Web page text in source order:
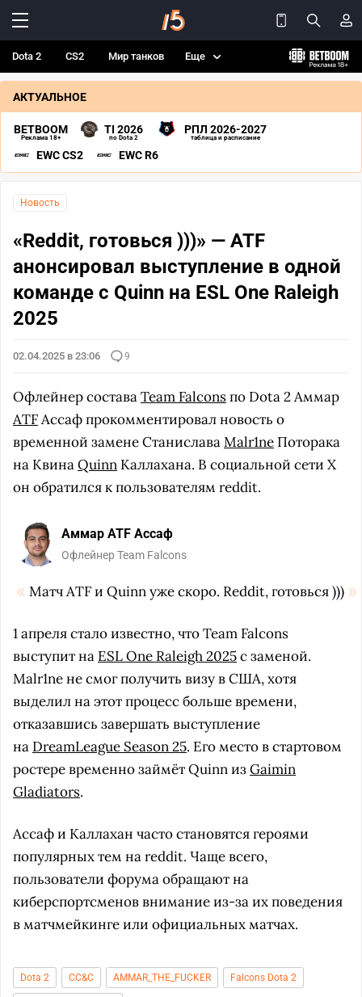
Dota 2 CS2 Мир танков Еще
АКТУАЛЬНОЕ
BETBOOM
Реклама 18+
TI 2026
по Dota 2
РПЛ 2026-2027
таблица и расписание
EWC CS2 EWC R6
Новость
«Reddit, готовься )))» — ATF
анонсировал выступление в одной
команде с Quinn на ESL One Raleigh
2025
02.04.2025 в 23:06 9
Офлейнер составаTeam Falconsпо Dota 2 Аммар
ATFАссаф прокомментировал новость о
временной замене СтаниславаMalr1ne Поторака
на КвинаQuinn Каллахана. В социальной сети X
он обратился к пользователям reddit.
Аммар ATF Ассаф
Офлейнер Team Falcons
Матч ATF и Quinn уже скоро. Reddit, готовься )))
1 апреля стало известно, что Team Falcons
выступит на ESL One Raleigh 2025с заменой.
Malr1ne не смог получить визу в США, хотя
выделил на этот процесс больше времени,
отказавшись завершать выступление
на DreamLeague Season 25. Его место в стартовом
ростере временно займёт Quinn изGaimin
Gladiators.
Ассаф и Каллахан часто становятся героями
популярных тем на reddit. Чаще всего,
пользователи форума обращают на
киберспортсменов внимание из-за их поведения
в матчмейкинге или официальных матчах.
Dota 2 CC&C AMMAR_THE_FUCKER Falcons Dota 2